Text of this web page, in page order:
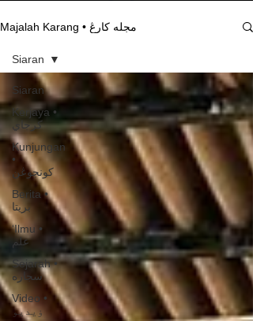
Majalah Karang • مجله كارڠ
Siaran
Kerjaya •
كرجاي
Kunjungan
•
كونجوڠن
Berita •
بريتا
‘Ilmu •
علم
Sejarah •
سجاره
Video •
ۏيديو
Siaran